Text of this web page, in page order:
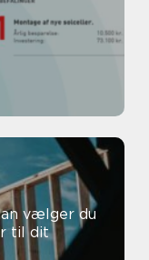
vælger du
til dit